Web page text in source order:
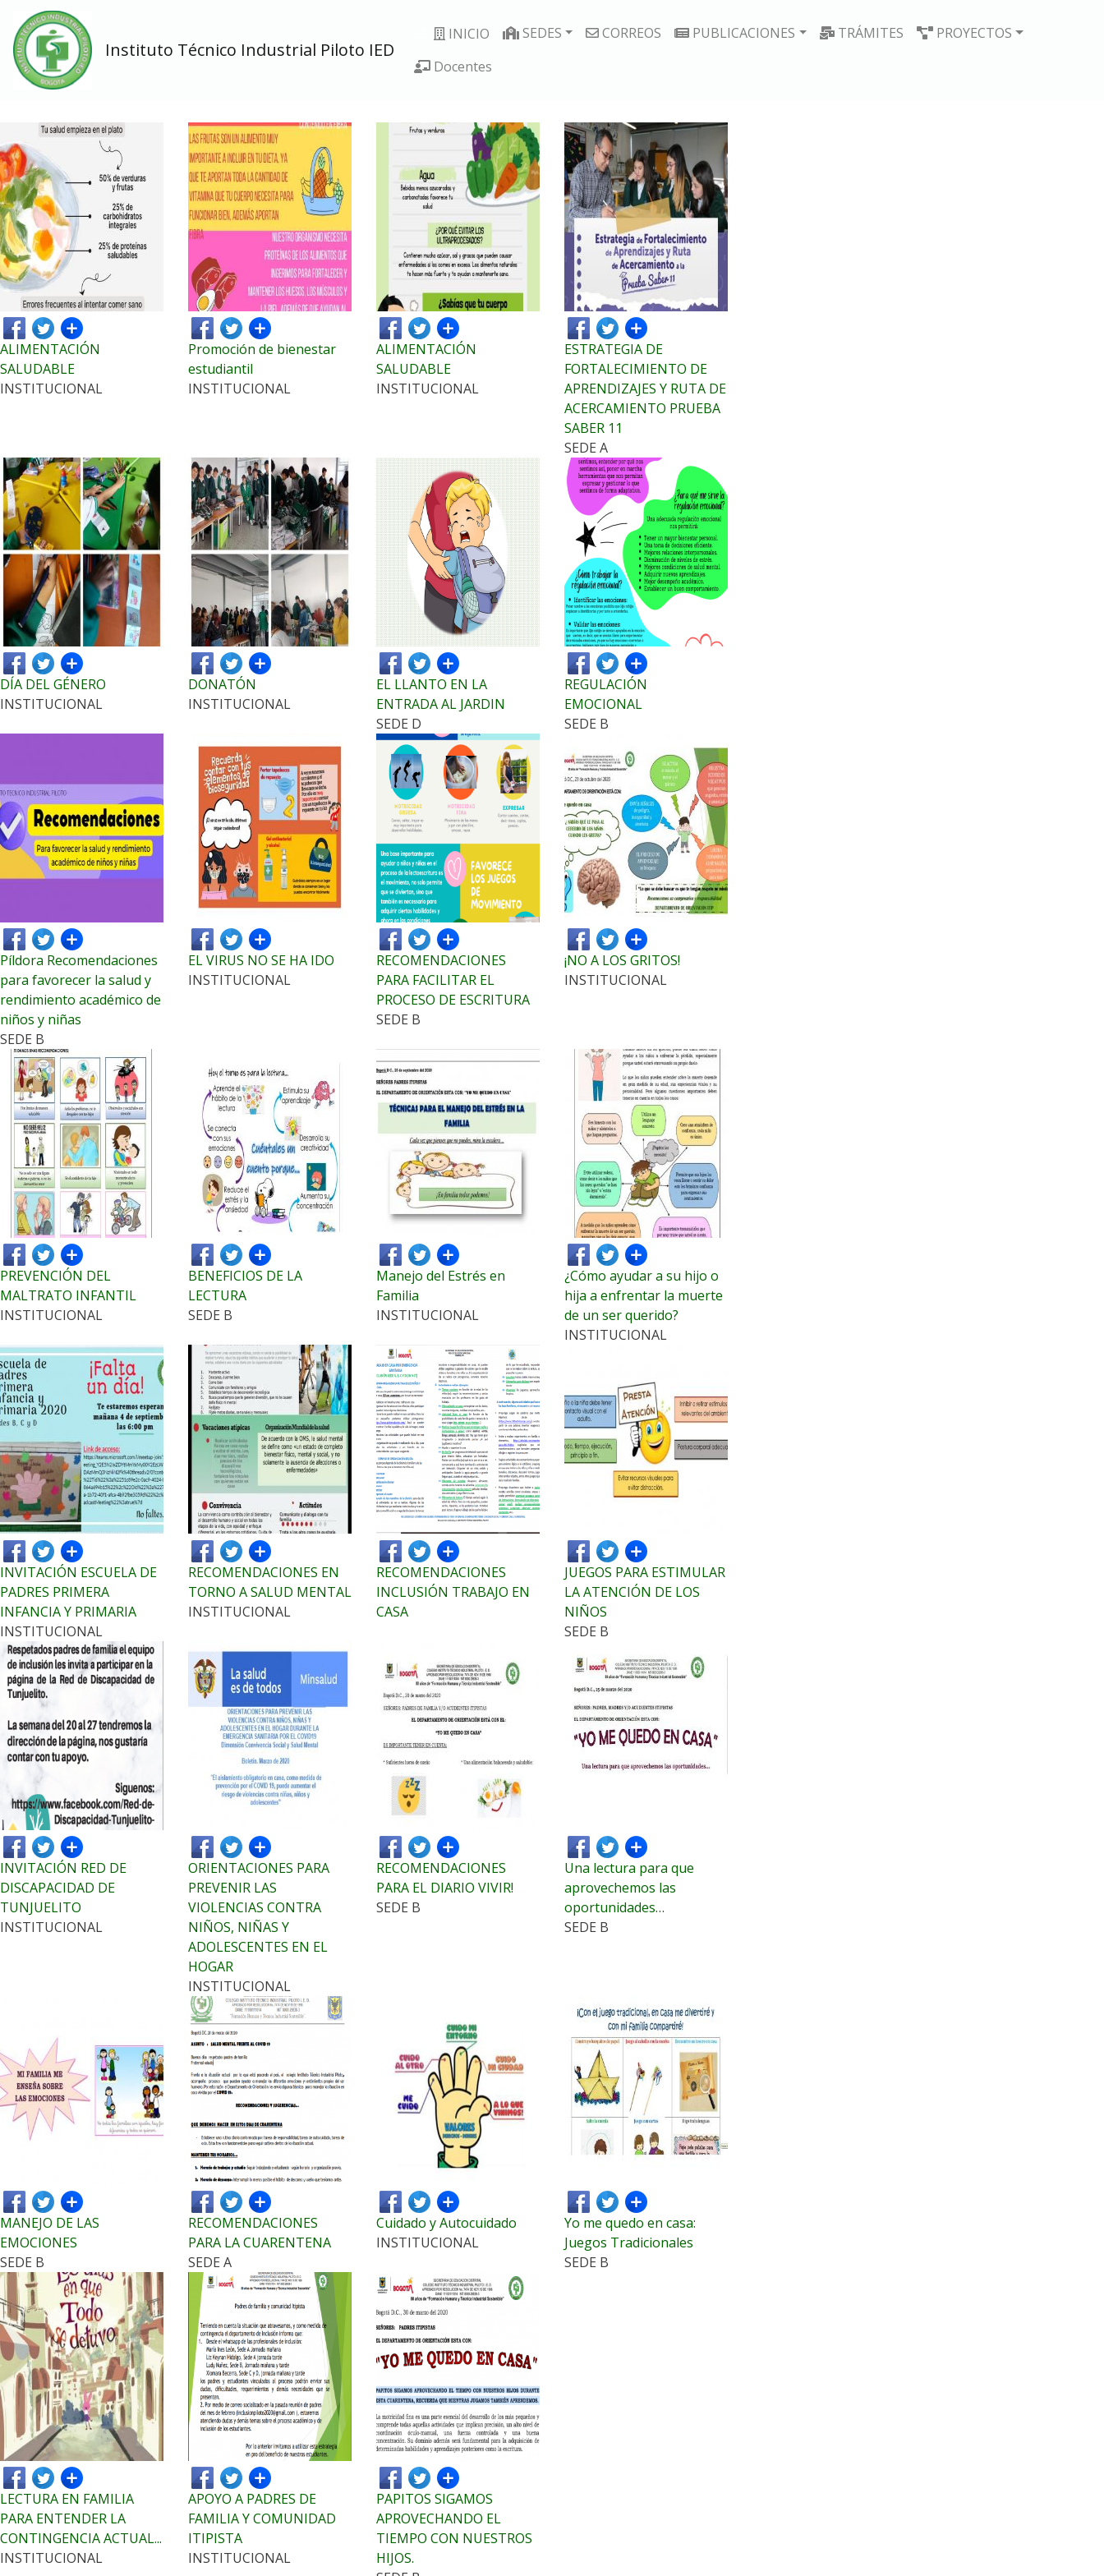
al
Instituto Técnico Industrial Piloto IED
Navegación principal
INICIO SEDES CORREOS PUBLICACIONES TRÁMITES
PROYECTOS
Docentes
ALIMENTACIÓN
SALUDABLE
INSTITUCIONAL
Promoción de bienestar
estudiantil
INSTITUCIONAL
ALIMENTACIÓN
SALUDABLE
INSTITUCIONAL
ESTRATEGIA DE
FORTALECIMIENTO DE
APRENDIZAJES Y RUTA DE
ACERCAMIENTO PRUEBA
SABER 11
SEDE A
DÍA DEL GÉNERO
INSTITUCIONAL
DONATÓN
INSTITUCIONAL
EL LLANTO EN LA
ENTRADA AL JARDIN
SEDE D
REGULACIÓN
EMOCIONAL
SEDE B
Píldora Recomendaciones
para favorecer la salud y
rendimiento académico de
niños y niñas
SEDE B
EL VIRUS NO SE HA IDO
INSTITUCIONAL
RECOMENDACIONES
PARA FACILITAR EL
PROCESO DE ESCRITURA
SEDE B
¡NO A LOS GRITOS!
INSTITUCIONAL
PREVENCIÓN DEL
MALTRATO INFANTIL
INSTITUCIONAL
BENEFICIOS DE LA
LECTURA
SEDE B
Manejo del Estrés en
Familia
INSTITUCIONAL
¿Cómo ayudar a su hijo o
hija a enfrentar la muerte
de un ser querido?
INSTITUCIONAL
INVITACIÓN ESCUELA DE
PADRES PRIMERA
INFANCIA Y PRIMARIA
INSTITUCIONAL
RECOMENDACIONES EN
TORNO A SALUD MENTAL
INSTITUCIONAL
RECOMENDACIONES
INCLUSIÓN TRABAJO EN
CASA
JUEGOS PARA ESTIMULAR
LA ATENCIÓN DE LOS
NIÑOS
SEDE B
INVITACIÓN RED DE
DISCAPACIDAD DE
TUNJUELITO
INSTITUCIONAL
ORIENTACIONES PARA
PREVENIR LAS
VIOLENCIAS CONTRA
NIÑOS, NIÑAS Y
ADOLESCENTES EN EL
HOGAR
INSTITUCIONAL
RECOMENDACIONES
PARA EL DIARIO VIVIR!
SEDE B
Una lectura para que
aprovechemos las
oportunidades…
SEDE B
MANEJO DE LAS
EMOCIONES
SEDE B
RECOMENDACIONES
PARA LA CUARENTENA
SEDE A
Cuidado y Autocuidado
INSTITUCIONAL
Yo me quedo en casa:
Juegos Tradicionales
SEDE B
LECTURA EN FAMILIA
PARA ENTENDER LA
CONTINGENCIA ACTUAL...
INSTITUCIONAL
APOYO A PADRES DE
FAMILIA Y COMUNIDAD
ITIPISTA
INSTITUCIONAL
PAPITOS SIGAMOS
APROVECHANDO EL
TIEMPO CON NUESTROS
HIJOS.